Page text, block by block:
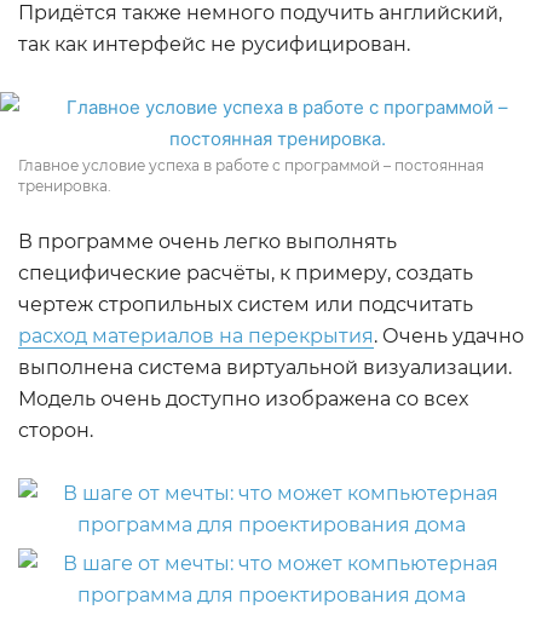
Придётся также немного подучить английский,
так как интерфейс не русифицирован.
Главное условие успеха в работе с программой – постоянная
тренировка.
В программе очень легко выполнять
специфические расчёты, к примеру, создать
чертеж стропильных систем или подсчитать
расход материалов на перекрытия. Очень удачно
выполнена система виртуальной визуализации.
Модель очень доступно изображена со всех
сторон.